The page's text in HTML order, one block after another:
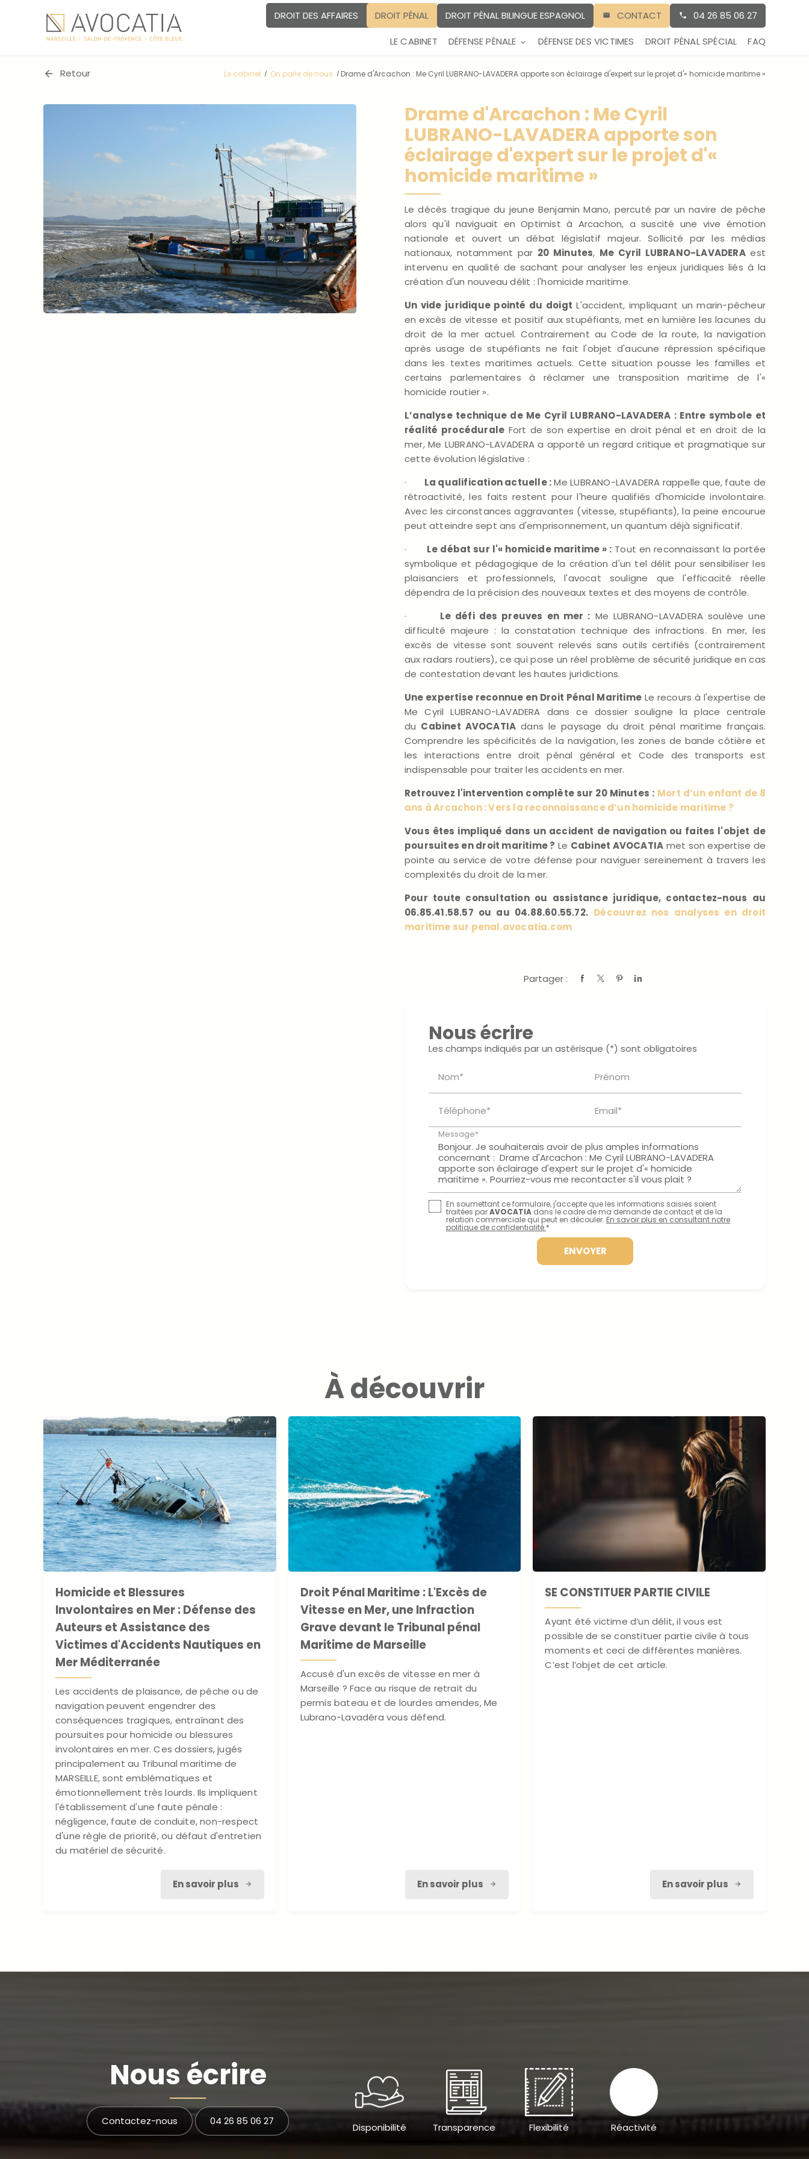
DROIT DES AFFAIRES DROIT PÉNAL DROIT PÉNAL BILINGUE ESPAGNOL CONTACT 04 26 85 06 27
LE CABINET DÉFENSE PÉNALE DÉFENSE DES VICTIMES DROIT PÉNAL SPÉCIAL FAQ
Le cabinet On parle de nous Drame d'Arcachon : Me Cyril LUBRANO-LAVADERA apporte son éclairage d'expert sur le projet d'« homicide maritime »
Retour
Drame d'Arcachon : Me Cyril
LUBRANO-LAVADERA apporte son
éclairage d'expert sur le projet d'«
homicide maritime »
Le décès tragique du jeune Benjamin Mano, percuté par un navire de pêche
alors qu'il naviguait en Optimist à Arcachon, a suscité une vive émotion
nationale et ouvert un débat législatif majeur. Sollicité par les médias
nationaux, notamment par 20 Minutes, Me Cyril LUBRANO-LAVADERA est
intervenu en qualité de sachant pour analyser les enjeux juridiques liés à la
création d'un nouveau délit : l'homicide maritime.
Un vide juridique pointé du doigt L'accident, impliquant un marin-pêcheur
en excès de vitesse et positif aux stupéfiants, met en lumière les lacunes du
droit de la mer actuel. Contrairement au Code de la route, la navigation
après usage de stupéfiants ne fait l'objet d'aucune répression spécifique
dans les textes maritimes actuels. Cette situation pousse les familles et
certains parlementaires à réclamer une transposition maritime de l'«
homicide routier ».
L’analyse technique de Me Cyril LUBRANO-LAVADERA : Entre symbole et
réalité procédurale Fort de son expertise en droit pénal et en droit de la
mer, Me LUBRANO-LAVADERA a apporté un regard critique et pragmatique sur
cette évolution législative :
· La qualification actuelle : Me LUBRANO-LAVADERA rappelle que, faute de
rétroactivité, les faits restent pour l'heure qualifiés d'homicide involontaire.
Avec les circonstances aggravantes (vitesse, stupéfiants), la peine encourue
peut atteindre sept ans d'emprisonnement, un quantum déjà significatif.
· Le débat sur l'« homicide maritime » : Tout en reconnaissant la portée
symbolique et pédagogique de la création d'un tel délit pour sensibiliser les
plaisanciers et professionnels, l'avocat souligne que l'efficacité réelle
dépendra de la précision des nouveaux textes et des moyens de contrôle.
· Le défi des preuves en mer : Me LUBRANO-LAVADERA soulève une
difficulté majeure : la constatation technique des infractions. En mer, les
excès de vitesse sont souvent relevés sans outils certifiés (contrairement
aux radars routiers), ce qui pose un réel problème de sécurité juridique en cas
de contestation devant les hautes juridictions.
Une expertise reconnue en Droit Pénal Maritime Le recours à l'expertise de
Me Cyril LUBRANO-LAVADERA dans ce dossier souligne la place centrale
du Cabinet AVOCATIA dans le paysage du droit pénal maritime français.
Comprendre les spécificités de la navigation, les zones de bande côtière et
les interactions entre droit pénal général et Code des transports est
indispensable pour traiter les accidents en mer.
Retrouvez l'intervention complète sur 20 Minutes : Mort d’un enfant de 8
ans à Arcachon : Vers la reconnaissance d’un homicide maritime ?
Vous êtes impliqué dans un accident de navigation ou faites l'objet de
poursuites en droit maritime ? Le Cabinet AVOCATIA met son expertise de
pointe au service de votre défense pour naviguer sereinement à travers les
complexités du droit de la mer.
Pour toute consultation ou assistance juridique, contactez-nous au
06.85.41.58.57 ou au 04.88.60.55.72. Découvrez nos analyses en droit
maritime sur penal.avocatia.com
Partager :
Nous écrire
Les champs indiqués par un astérisque (*) sont obligatoires
Nom* Prénom
Téléphone* Email*
Message*
En soumettant ce formulaire, j'accepte que les informations saisies soient
traitées parAVOCATIA dans le cadre de ma demande de contact et de la
relation commerciale qui peut en découler. En savoir plus en consultant notre
politique de confidentialité.*
À découvrir
Homicide et Blessures
Involontaires en Mer : Défense des
Auteurs et Assistance des
Victimes d'Accidents Nautiques en
Mer Méditerranée
Les accidents de plaisance, de pêche ou de
navigation peuvent engendrer des
conséquences tragiques, entraînant des
poursuites pour homicide ou blessures
involontaires en mer. Ces dossiers, jugés
principalement au Tribunal maritime de
MARSEILLE, sont emblématiques et
émotionnellement très lourds. Ils impliquent
l'établissement d'une faute pénale :
négligence, faute de conduite, non-respect
d'une règle de priorité, ou défaut d'entretien
du matériel de sécurité.
En savoir plus
Droit Pénal Maritime : L'Excès de
Vitesse en Mer, une Infraction
Grave devant le Tribunal pénal
Maritime de Marseille
Accusé d'un excès de vitesse en mer à
Marseille ? Face au risque de retrait du
permis bateau et de lourdes amendes, Me
Lubrano-Lavadéra vous défend.
En savoir plus
SE CONSTITUER PARTIE CIVILE
Ayant été victime d’un délit, il vous est
possible de se constituer partie civile à tous
moments et ceci de différentes manières.
C’est l’objet de cet article.
En savoir plus
Nous écrire
Contactez-nous 04 26 85 06 27
Disponibilité Transparence Flexibilité Réactivité